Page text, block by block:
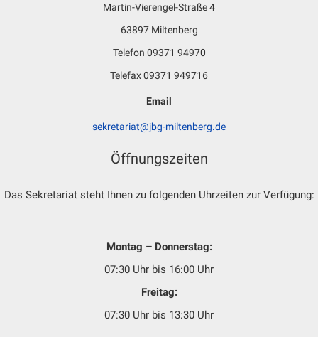
Martin-Vierengel-Straße 4
63897 Miltenberg
Telefon 09371 94970
Telefax 09371 949716
Email
sekretariat@jbg-miltenberg.de
Öffnungszeiten
Das Sekretariat steht Ihnen zu folgenden Uhrzeiten zur Verfügung:
Montag – Donnerstag:
07:30 Uhr bis 16:00 Uhr
Freitag:
07:30 Uhr bis 13:30 Uhr